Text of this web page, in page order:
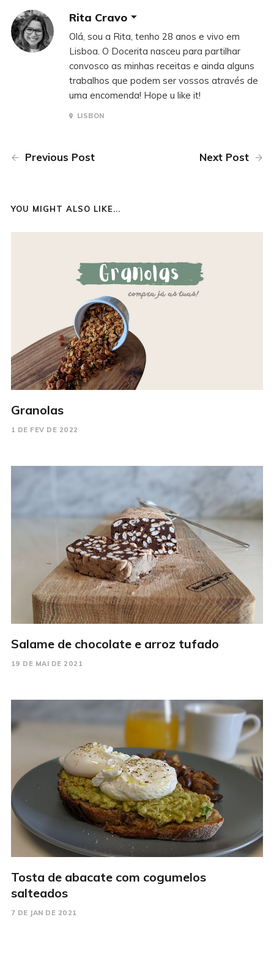
Rita Cravo
Olá, sou a Rita, tenho 28 anos e vivo em
Lisboa. O Docerita nasceu para partilhar
convosco as minhas receitas e ainda alguns
trabalhos que podem ser vossos através de
uma encomenda! Hope u like it!
LISBON
Previous Post Next Post
YOU MIGHT ALSO LIKE...
Granolas
1 DE FEV DE 2022
Salame de chocolate e arroz tufado
19 DE MAI DE 2021
Tosta de abacate com cogumelos
salteados
7 DE JAN DE 2021